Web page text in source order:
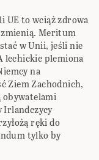
UE to wciąż zdrowa
Meritum
w Unii, jeśli nie
lechickie plemiona
na
Ziem Zachodnich,
Irlandczycy
ręki do
tylko by